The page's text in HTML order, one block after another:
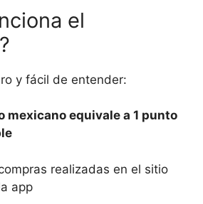
el
y fácil de entender:
mexicano equivale a 1 punto
realizadas en el sitio
app